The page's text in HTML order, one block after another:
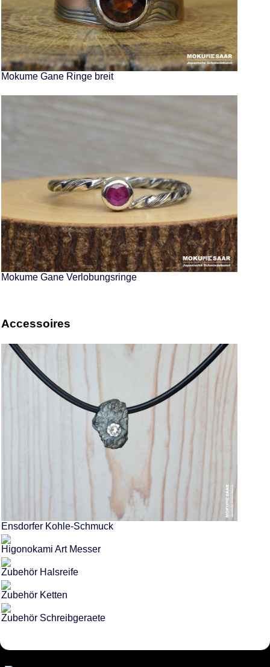
Mokume Gane Ringe breit
Mokume Gane Verlobungsringe
Accessoires
Ensdorfer Kohle-Schmuck
Higonokami Art Messer
Zubehör Halsreife
Zubehör Ketten
Zubehör Schreibgeraete